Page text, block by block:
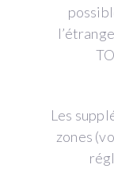
Les
zones